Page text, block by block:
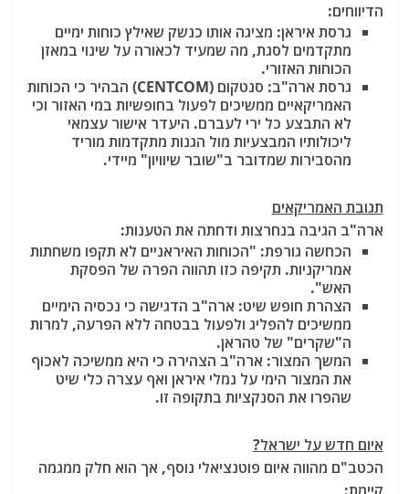
הדיווחים:
גרסת איראן: מציגה אותו כנשק שאילץ כוחות ימיים
מתקדמים לסגת, מה שמעיד לכאורה על שינוי במאזן
הכוחות האזורי.
גרסת ארה"ב:
סנטקום (CENTCOM) הבהיר כי הכוחות
האמריקאיים ממשיכים לפעול בחופשיות במי האזור וכי
לא התבצע כל ירי לעברם. היעדר אישור עצמאי
ליכולותיו המבצעיות מול הגנות מתקדמות מוריד
מהסבירות שמדובר ב"שובר שיוויון" מיידי.
תגובת האמריקאים
ארה"ב הגיבה בנחרצות ודחתה את הטענות:
הכחשה גורפת: "הכוחות האיראניים לא תקפו משחתות
אמריקניות. תקיפה כזו תהווה הפרה של הפסקת
האש".
הצהרת חופש שיט: ארה"ב הדגישה כי נכסיה הימיים
ממשיכים להפליג ולפעול בבטחה ללא הפרעה, למרות
ה"שקרים" של טהראן.
המשך המצור: ארה"ב הצהירה כי היא ממשיכה לאכוף
את המצור הימי על נמלי איראן ואף עצרה כלי שיט
שהפרו את הסנקציות בתקופה זו.
איום חדש על ישראל?
הכטב"ם מהווה איום פוטנציאלי נוסף, אך הוא חלק ממגמה